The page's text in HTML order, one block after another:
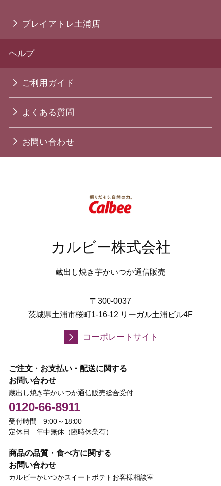
プレイアトレ土浦店
ヘルプ
ご利用ガイド
よくある質問
お問い合わせ
カルビー株式会社
蔵出し焼き芋かいつか通信販売
〒300-0037
茨城県土浦市桜町1-16-12 リーガル土浦ビル4F
コーポレートサイト
ご注文・お支払い・配送に関する
お問い合わせ
蔵出し焼き芋かいつか通信販売総合受付
0120-66-8911
受付時間 9:00～18:00
定休日 年中無休（臨時休業有）
商品の品質・食べ方に関する
お問い合わせ
カルビーかいつかスイートポテトお客様相談室